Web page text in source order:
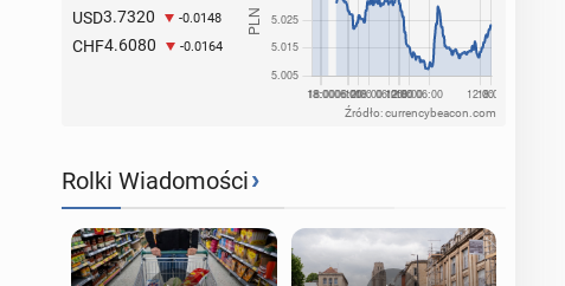
USD3.7320 -0.0148
CHF4.6080 -0.0164
Źródło: currencybeacon.com
Rolki Wiadomości›